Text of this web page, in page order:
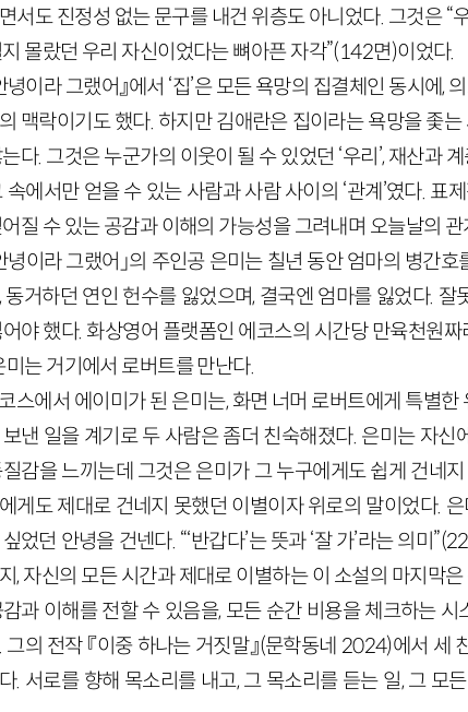
서도 진정성 없는 문구를 내건 위층도 아니었다. 그것은 “
몰랐던 우리 자신이었다는 뼈아픈 자각”(142면)이었다.
녕이라 그랬어』에서 ‘집’은 모든 욕망의 집결체인 동시에
맥락이기도 했다. 하지만 김애란은 집이라는 욕망을 좇
다. 그것은 누군가의 이웃이 될 수 있었던 ‘우리’, 재산과
속에서만 얻을 수 있는 사람과 사람 사이의 ‘관계’였다. 표
질 수 있는 공감과 이해의 가능성을 그려내며 오늘날의
녕이라 그랬어」의 주인공 은미는 칠년 동안 엄마의 병간
동거하던 연인 헌수를 잃었으며, 결국엔 엄마를 잃었다.
야 했다. 화상영어 플랫폼인 에코스의 시간당 만육천원
미는 거기에서 로버트를 만난다.
스에서 에이미가 된 은미는, 화면 너머 로버트에게 특별
낸 일을 계기로 두 사람은 좀더 친숙해졌다. 은미는 자신
감을 느끼는데 그것은 은미가 그 누구에게도 쉽게 건네
게도 제대로 건네지 못했던 이별이자 위로의 말이었다.
었던 안녕을 건넨다. “‘반갑다’는 뜻과 ‘잘 가’라는 의미
, 자신의 모든 시간과 제대로 이별하는 이 소설의 마지막
과 이해를 전할 수 있음을, 모든 순간 비용을 체크하는
그의 전작 『이중 하나는 거짓말』(문학동네 2024)에서
. 서로를 향해 목소리를 내고, 그 목소리를 듣는 일, 그 모